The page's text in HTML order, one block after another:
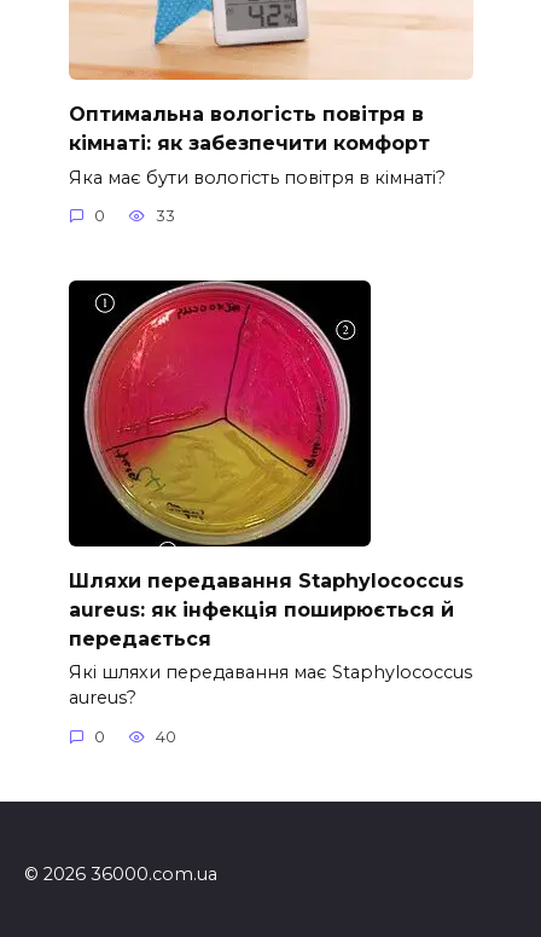
Оптимальна вологість повітря в
кімнаті: як забезпечити комфорт
Яка має бути вологість повітря в кімнаті?
0 33
Шляхи передавання Staphylococcus
aureus: як інфекція поширюється й
передається
Які шляхи передавання має Staphylococcus
aureus?
0 40
© 2026 36000.com.ua